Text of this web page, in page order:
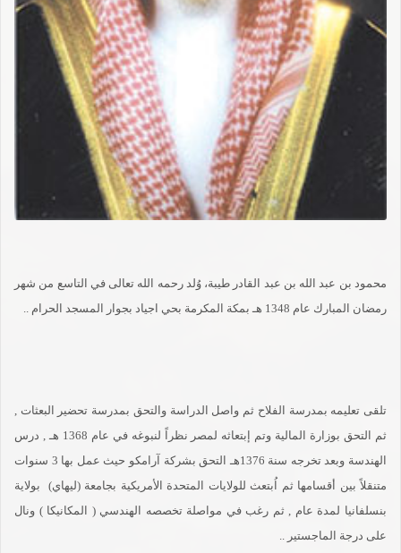
محمود بن عبد الله بن عبد القادر طيبة، وُلد رحمه الله تعالى في التاسع من شهر
رمضان المبارك عام 1348 هـ بمكة المكرمة بحي اجياد بجوار المسجد الحرام ..
تلقى تعليمه بمدرسة الفلاح ثم واصل الدراسة والتحق بمدرسة تحضير البعثات ,
ثم التحق بوزارة المالية وتم إبتعاثه لمصر نظراً لنبوغه في عام 1368 هـ , درس
الهندسة وبعد تخرجه سنة 1376هـ التحق بشركة آرامكو حيث عمل بها 3 سنوات
متنقلاً بين أقسامها ثم اُبتعث للولايات المتحدة الأمريكية بجامعة (ليهاي) بولاية
بنسلفانيا لمدة عام , ثم رغب في مواصلة تخصصه الهندسي ( المكانيكا ) ونال
على درجة الماجستير ..